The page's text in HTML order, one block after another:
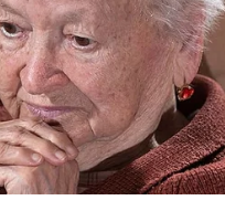
Gap Year, Sprachreisen, Au
Praktika, Work &
Die Auf in die Welt-Messe ist
Gelegenheit für Schüler,
sich umfassend über
während und nach
über Fördermöglichkeiten
möchten. Die